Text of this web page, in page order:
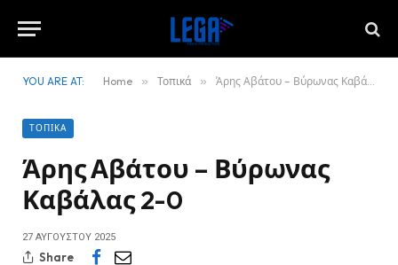
YOU ARE AT: Home » Τοπικά » Άρης Αβάτου – Βύρωνας Καβάλας 2-0
ΤΟΠΙΚΆ
Άρης Αβάτου – Βύρωνας
Καβάλας 2-0
27 ΑΥΓΟΎΣΤΟΥ 2025
Share